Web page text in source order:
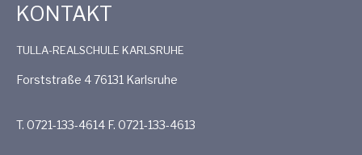
KONTAKT
TULLA-REALSCHULE KARLSRUHE
Forststraße 4 76131 Karlsruhe
T. 0721-133-4614 F. 0721-133-4613